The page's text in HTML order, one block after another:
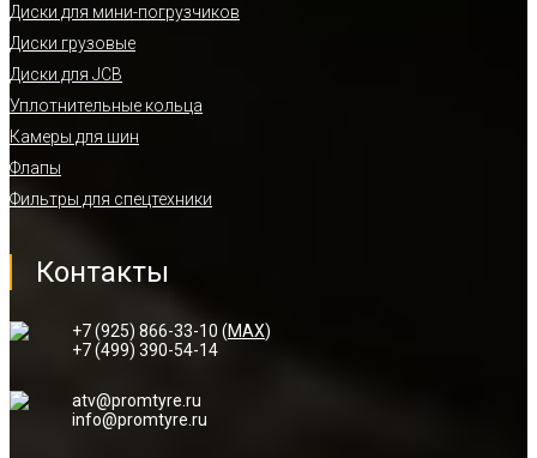
Диски для мини-погрузчиков
Диски грузовые
Диски для JCB
Уплотнительные кольца
Камеры для шин
Флапы
Фильтры для спецтехники
Контакты
+7 (925) 866-33-10 (MAX)
+7 (499) 390-54-14
atv@promtyre.ru
info@promtyre.ru